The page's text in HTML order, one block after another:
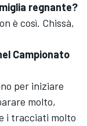
regnante?
è così. Chissà,
Campionato
per iniziare
molto,
i tracciati molto